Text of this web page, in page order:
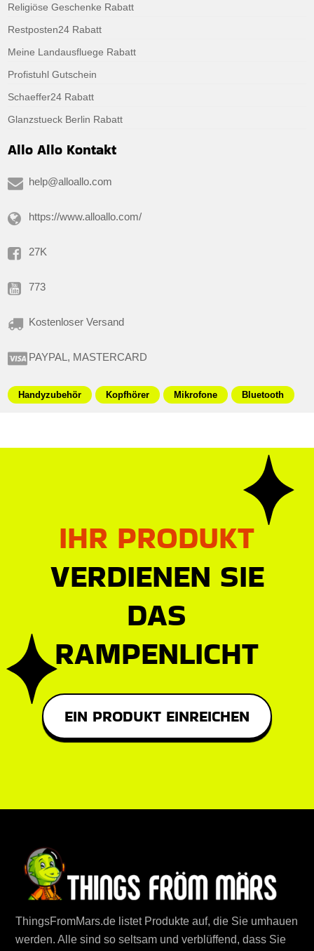
Religiöse Geschenke Rabatt
Restposten24 Rabatt
Meine Landausfluege Rabatt
Profistuhl Gutschein
Schaeffer24 Rabatt
Glanzstueck Berlin Rabatt
Allo Allo Kontakt
help@alloallo.com
https://www.alloallo.com/
27K
773
Kostenloser Versand
PAYPAL, MASTERCARD
Handyzubehör Kopfhörer Mikrofone Bluetooth
IHR PRODUKT
VERDIENEN SIE
DAS
RAMPENLICHT
EIN PRODUKT EINREICHEN
ThingsFromMars.de listet Produkte auf, die Sie umhauen
werden. Alle sind so seltsam und verblüffend, dass Sie